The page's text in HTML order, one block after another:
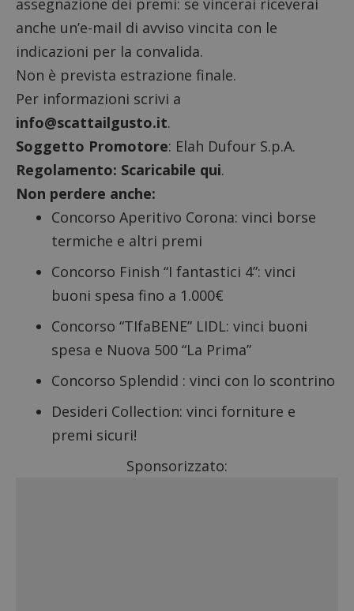
assegnazione dei premi: se vincerai riceverai
anche un’e-mail di avviso vincita con le
indicazioni per la convalida.
Non è prevista estrazione finale.
Per informazioni scrivi a
info@scattailgusto.it.
Soggetto Promotore: Elah Dufour S.p.A.
Regolamento: Scaricabile qui.
Non perdere anche:
Concorso Aperitivo Corona: vinci borse
termiche e altri premi
Concorso Finish “I fantastici 4”: vinci
buoni spesa fino a 1.000€
Concorso “TIfaBENE” LIDL: vinci buoni
spesa e Nuova 500 “La Prima”
Concorso Splendid : vinci con lo scontrino
Desideri Collection: vinci forniture e
premi sicuri!
Sponsorizzato: